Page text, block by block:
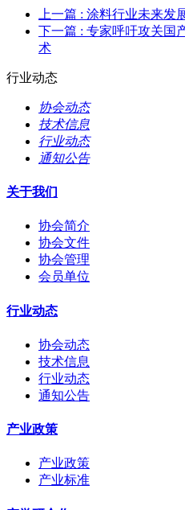
上一篇 : 涂料行业未来发
下一篇 : 专家呼吁攻关国
术
行业动态
协会动态
技术信息
行业动态
通知公告
关于我们
协会简介
协会文件
协会管理
会员单位
行业动态
协会动态
技术信息
行业动态
通知公告
产业政策
产业政策
产业标准